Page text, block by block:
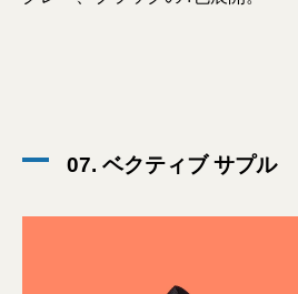
07. ベクティブ サプル